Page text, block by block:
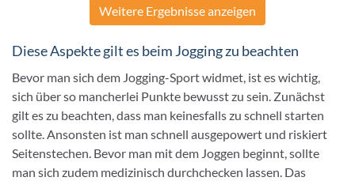
Weitere Ergebnisse anzeigen
Diese Aspekte gilt es beim Jogging zu beachten
Bevor man sich dem Jogging-Sport widmet, ist es wichtig,
sich über so mancherlei Punkte bewusst zu sein. Zunächst
gilt es zu beachten, dass man keinesfalls zu schnell starten
sollte. Ansonsten ist man schnell ausgepowert und riskiert
Seitenstechen. Bevor man mit dem Joggen beginnt, sollte
man sich zudem medizinisch durchchecken lassen. Das